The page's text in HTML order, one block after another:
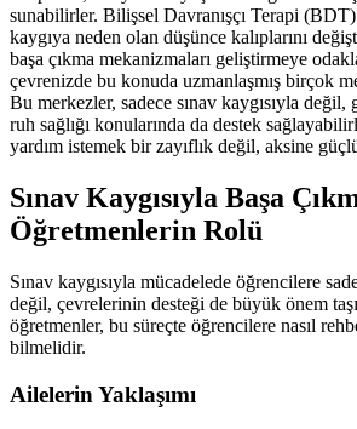
sunabilirler. Bilişsel Davranışçı Terapi
kaygıya neden olan düşünce kalıplarını
başa çıkma mekanizmaları geliştirmeye
çevrenizde bu konuda uzmanlaşmış birçok
Bu merkezler, sadece sınav kaygısıyla
ruh sağlığı konularında da destek
yardım istemek bir zayıflık değil, aksine
Sınav Kaygısıyla Başa
Öğretmenlerin Rolü
Sınav kaygısıyla mücadelede öğrencilere
değil, çevrelerinin desteği de büyük önem
öğretmenler, bu süreçte öğrencilere nasıl
bilmelidir.
Ailelerin Yaklaşımı